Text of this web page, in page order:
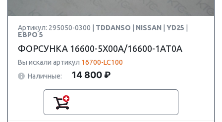
Артикул: 295050-0300 | TDDANSO NISSAN YD25
ЕВРО 5
ФОРСУНКА 16600-5X00A/16600-1AT0A
Вы искали артикул 16700-LC100
Наличные:
14 800 ₽